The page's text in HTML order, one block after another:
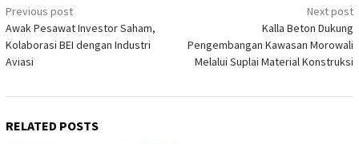
Post
navigation
Previous post
Awak Pesawat Investor Saham,
Kolaborasi BEI dengan Industri
Aviasi
Next post
Kalla Beton Dukung
Pengembangan Kawasan Morowali
Melalui Suplai Material Konstruksi
RELATED POSTS